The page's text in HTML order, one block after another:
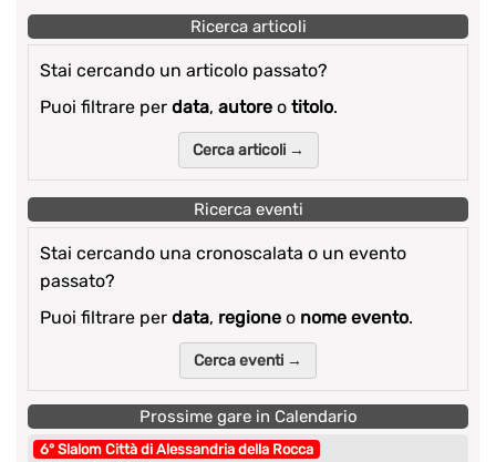
Ricerca articoli
Stai cercando un articolo passato?
Puoi filtrare per data, autore o titolo.
Cerca articoli →
Ricerca eventi
Stai cercando una cronoscalata o un evento
passato?
Puoi filtrare per data, regione o nome evento.
Cerca eventi →
Prossime gare in Calendario
6° Slalom Città di Alessandria della Rocca